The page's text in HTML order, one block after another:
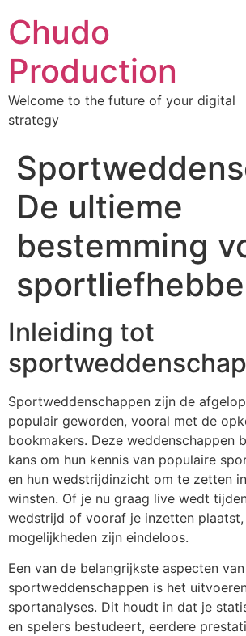
Chudo
Production
Welcome to the future of your digital
strategy
De ultieme
bestemming
Inleiding tot
Sportweddenschappen zijn de
populair geworden, vooral met de
bookmakers. Deze weddenschappen
kans om hun kennis van populaire
en hun wedstrijdinzicht om te zetten
winsten. Of je nu graag live wedt
wedstrijd of vooraf je inzetten
mogelijkheden zijn eindeloos.
Een van de belangrijkste aspecten
sportweddenschappen is het
sportanalyses. Dit houdt in dat je
en spelers bestudeert, eerdere